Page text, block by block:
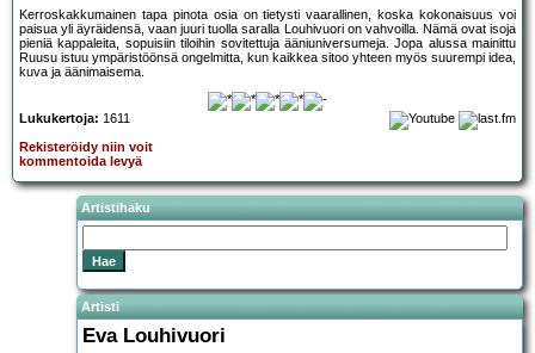
Kerroskakkumainen tapa pinota osia on tietysti vaarallinen, koska kokonaisuus voi
paisua yli äyräidensä, vaan juuri tuolla saralla Louhivuori on vahvoilla. Nämä ovat isoja
pieniä kappaleita, sopuisiin tiloihin sovitettuja ääniuniversumeja. Jopa alussa mainittu
Ruusu istuu ympäristöönsä ongelmitta, kun kaikkea sitoo yhteen myös suurempi idea,
kuva ja äänimaisema.
Lukukertoja: 1611
Rekisteröidy niin voit
kommentoida levyä
Artistihaku
Artisti
Eva Louhivuori